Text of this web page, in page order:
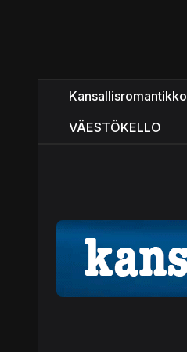
Kansallisromantikko
VÄESTÖKELLO